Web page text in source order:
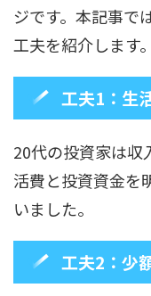
ジです。本記事で
工夫を紹介します。
工夫1：生
20代の投資家は収
活費と投資資金を
いました。
工夫2：少